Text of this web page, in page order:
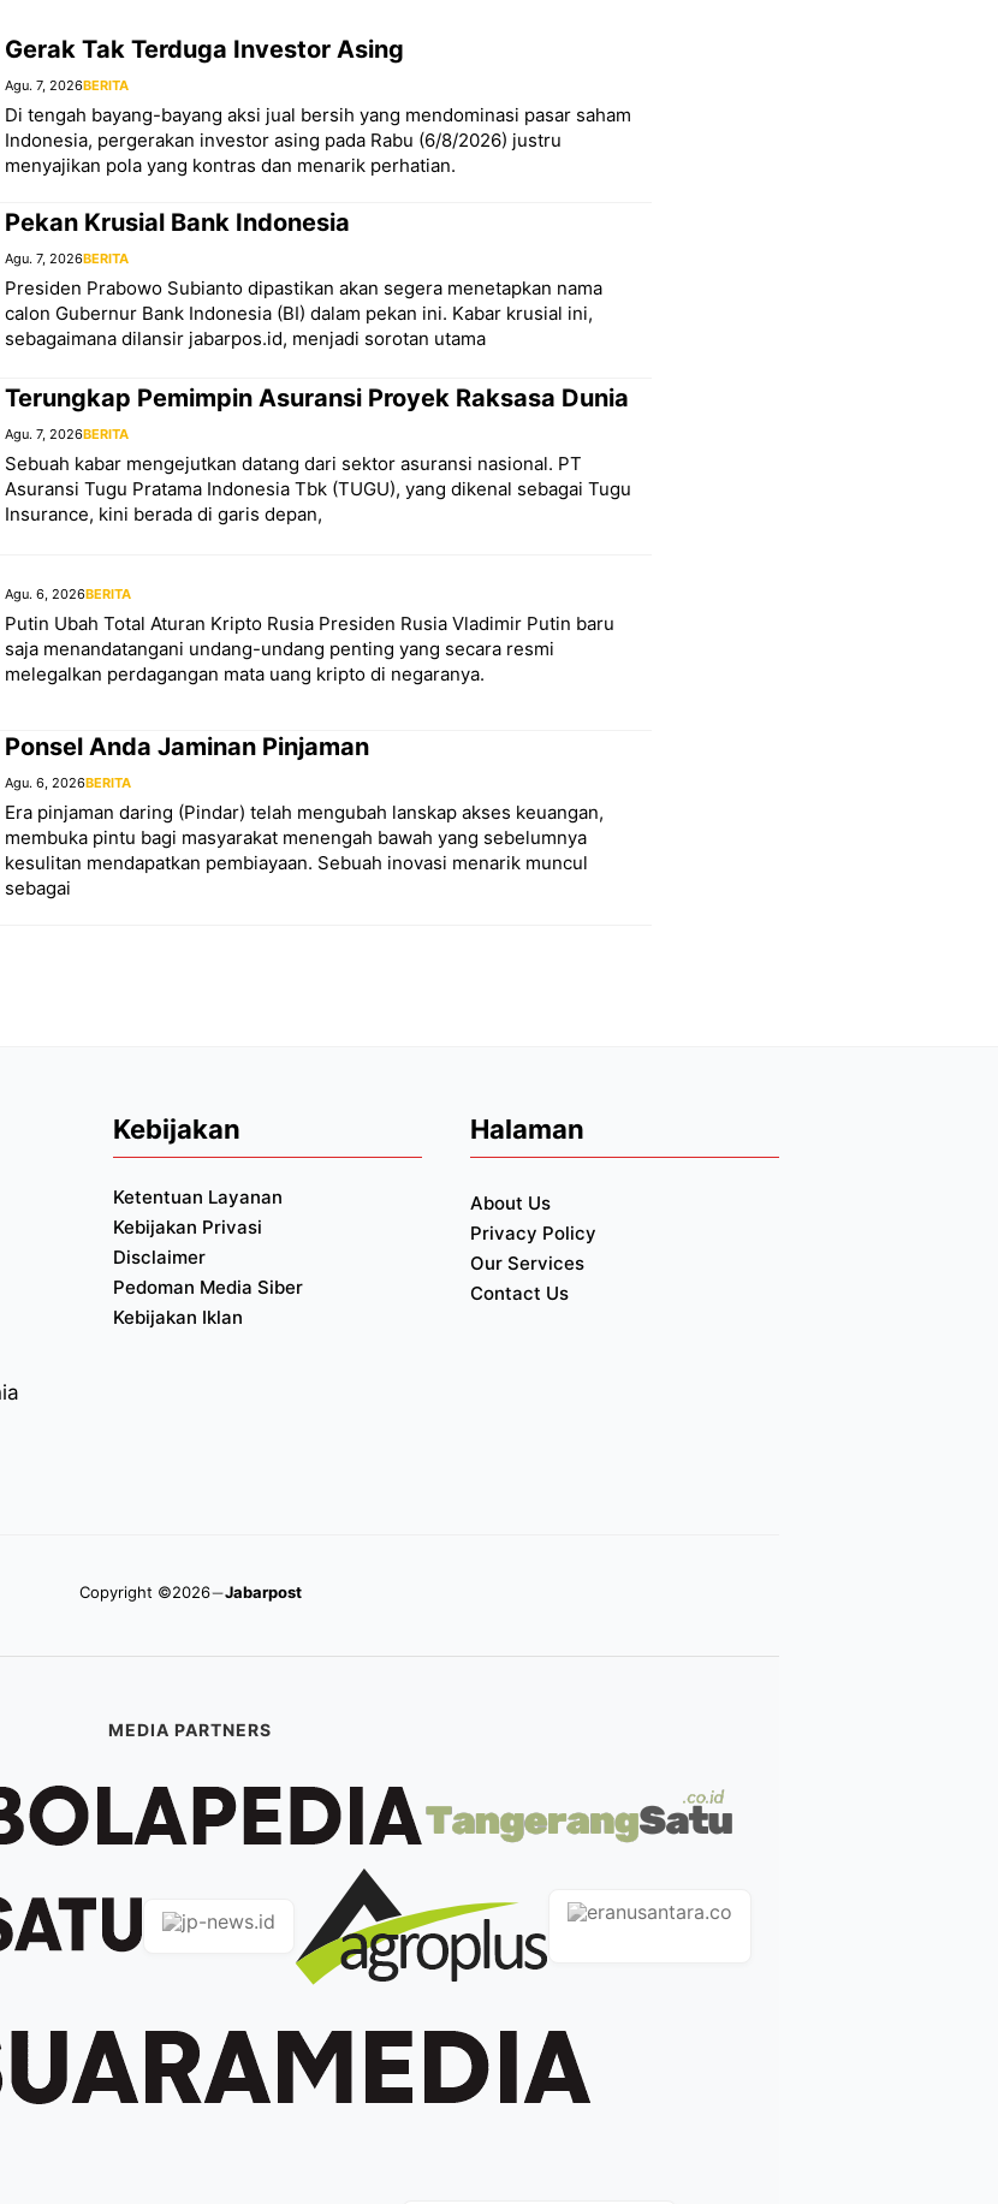
Gerak Tak Terduga Investor Asing
Agu. 7, 2026BERITA
Di tengah bayang-bayang aksi jual bersih yang mendominasi pasar saham
Indonesia, pergerakan investor asing pada Rabu (6/8/2026) justru
menyajikan pola yang kontras dan menarik perhatian.
Pekan Krusial Bank Indonesia
Agu. 7, 2026BERITA
Presiden Prabowo Subianto dipastikan akan segera menetapkan nama
calon Gubernur Bank Indonesia (BI) dalam pekan ini. Kabar krusial ini,
sebagaimana dilansir jabarpos.id, menjadi sorotan utama
Terungkap Pemimpin Asuransi Proyek Raksasa Dunia
Agu. 7, 2026BERITA
Sebuah kabar mengejutkan datang dari sektor asuransi nasional. PT
Asuransi Tugu Pratama Indonesia Tbk (TUGU), yang dikenal sebagai Tugu
Insurance, kini berada di garis depan,
Agu. 6, 2026BERITA
Putin Ubah Total Aturan Kripto Rusia Presiden Rusia Vladimir Putin baru
saja menandatangani undang-undang penting yang secara resmi
melegalkan perdagangan mata uang kripto di negaranya.
Ponsel Anda Jaminan Pinjaman
Agu. 6, 2026BERITA
Era pinjaman daring (Pindar) telah mengubah lanskap akses keuangan,
membuka pintu bagi masyarakat menengah bawah yang sebelumnya
kesulitan mendapatkan pembiayaan. Sebuah inovasi menarik muncul
sebagai
Kebijakan
Ketentuan Layanan
Kebijakan Privasi
Disclaimer
Pedoman Media Siber
Kebijakan Iklan
Halaman
About Us
Privacy Policy
Our Services
Contact Us
Copyright ©2026 Jabarpost
MEDIA PARTNERS